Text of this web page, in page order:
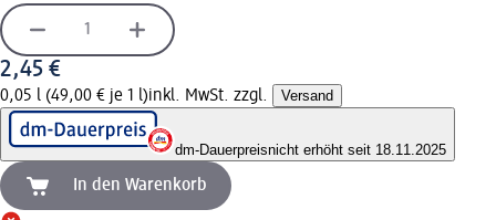
2,45 €
0,05 l (49,00 € je 1 l)inkl. MwSt. zzgl. Versand
dm-Dauerpreisnicht erhöht seit 18.11.2025
In den Warenkorb